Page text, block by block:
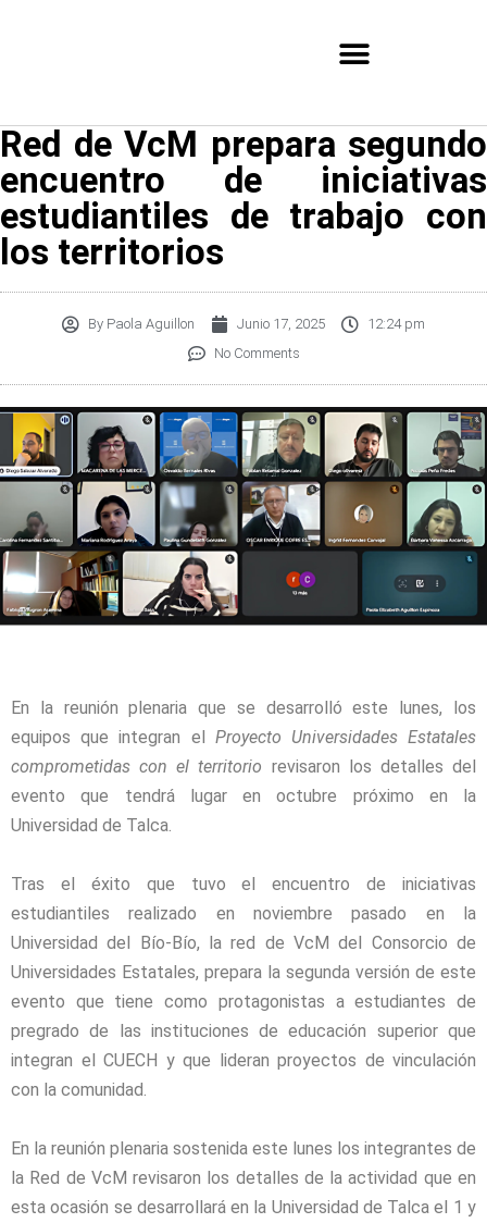
Red de VcM prepara segundo
encuentro de iniciativas
estudiantiles de trabajo con
los territorios
By Paola Aguillon Junio 17, 2025
12:24 pm
No Comments
En la reunión plenaria que se desarrolló este lunes, los
equipos que integran el Proyecto Universidades Estatales
comprometidas con el territorio revisaron los detalles del
evento que tendrá lugar en octubre próximo en la
Universidad de Talca.
Tras el éxito que tuvo el encuentro de iniciativas
estudiantiles realizado en noviembre pasado en la
Universidad del Bío-Bío, la red de VcM del Consorcio de
Universidades Estatales, prepara la segunda versión de este
evento que tiene como protagonistas a estudiantes de
pregrado de las instituciones de educación superior que
integran el CUECH y que lideran proyectos de vinculación
con la comunidad.
En la reunión plenaria sostenida este lunes los integrantes de
la Red de VcM revisaron los detalles de la actividad que en
esta ocasión se desarrollará en la Universidad de Talca el 1 y